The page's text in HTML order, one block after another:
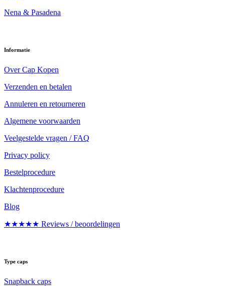
Nena & Pasadena
Informatie
Over Cap Kopen
Verzenden en betalen
Annuleren en retourneren
Algemene voorwaarden
Veelgestelde vragen / FAQ
Privacy policy
Bestelprocedure
Klachtenprocedure
Blog
★★★★★ Reviews / beoordelingen
Type caps
Snapback caps